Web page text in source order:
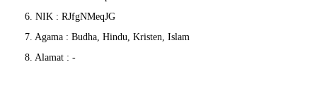
6. NIK : RJfgNMeqJG
7. Agama : Budha, Hindu, Kristen, Islam
8. Alamat : -